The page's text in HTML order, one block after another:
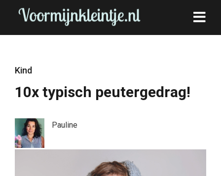
Kind
10x typisch peutergedrag!
Pauline